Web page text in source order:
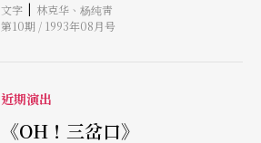
前为林怀民《红楼梦》担任舞台设计之后，李名觉
今年再度跨海来台，与云门合作《九歌》。本刊特
文字 | 林克华、杨纯靑
第10期 / 1993年08月号
近期演出
《OH！三岔口》